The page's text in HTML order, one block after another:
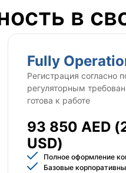
в
Fully
Регистрация согласно
регуляторным
готова к работе
93 850 AED
USD)
Полное оформление
Базовые